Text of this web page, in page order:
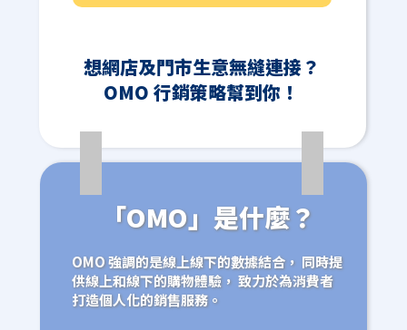
想網店及門市生意無縫連接？
OMO 行銷策略幫到你！
「OMO」是什麼？
OMO 強調的是線上線下的數據結合， 同時提
供線上和線下的購物體驗， 致力於為消費者
打造個人化的銷售服務。